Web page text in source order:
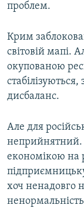
проблем.
Крим
світовій мапі.
окупованою
дисбаланс.
Але для
неприйнятний.
економікою на
хоч ненадовго